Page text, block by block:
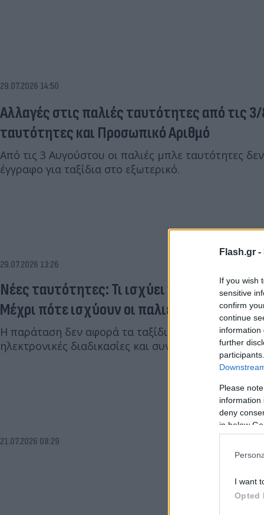
Flash.gr -
If you wish
sensitive
confirm
continue
information
further
Please
information
deny
in below
I want
Opted
29.07.2026 14:50
Αλλαγές στις παλιές ταυτότητες από τις 3/
ταυτότητες και Προσωπικό Αριθμό
Από τις 3 Αυγούστου οι παλιές μπλε ταυτότητες
έγγραφο για ταξίδια στο εξωτερικό.
29.07.2026 13:26
Νέες ταυτότητες: Τι ισχύει για όσους δεν
Μέχρι πότε ισχύουν οι παλιές
Η παράταση δεν αφορά τα ταξίδια στο εξωτερικό,
ηλεκτρονικές διαδικασίες και συναλλαγές στην
21.07.2026 08:29